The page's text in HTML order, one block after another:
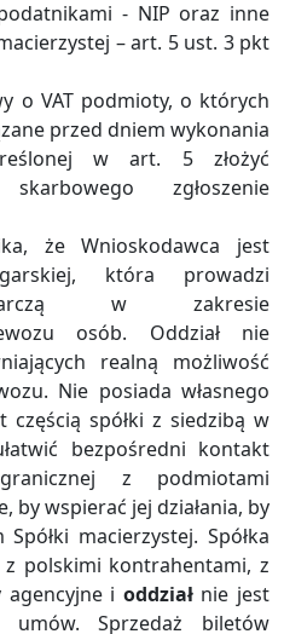
- NIP oraz inne
– art. 5 ust. 3 pkt
o VAT podmioty, o których
przed dniem wykonania
w art. 5 złożyć
zgłoszenie
że Wnioskodawca jest
która prowadzi
w zakresie
osób. Oddział nie
realną możliwość
Nie posiada własnego
częścią spółki z siedzibą w
bezpośredni kontakt
z podmiotami
by wspierać jej działania, by
macierzystej. Spółka
z polskimi kontrahentami, z
agencyjne i oddziałnie jest
Sprzedaż biletów